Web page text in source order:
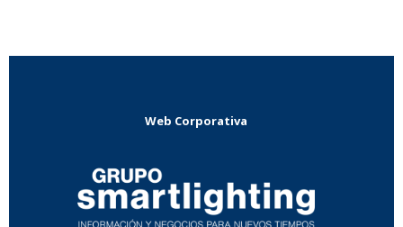
Web Corporativa